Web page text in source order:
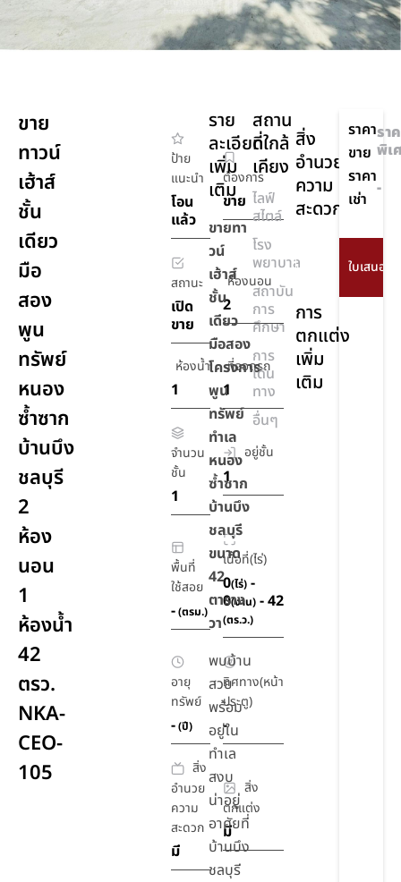
ขาย
ทาวน์
เฮ้าส์
ชั้น
เดียว
มือ
สอง
พูน
ทรัพย์
หนอง
ซ้ำซาก
บ้านบึง
ชลบุรี
2
ห้อง
นอน
1
ห้องน้ำ
42
ตรว.
NKA-
CEO-
105
ป้าย
แนะนำ
โอน
แล้ว
ต้องการ
ขาย
สถานะ
เปิด
ขาย
ห้องนอน
2
ห้องน้ำ
1
ที่จอดรถ
1
จำนวน
ชั้น
1
อยู่ชั้น
1
พื้นที่
ใช้สอย
-(ตรม.)
เนื้อที่(ไร่)
0(ไร่) -
0(งาน) - 42
(ตร.ว.)
อายุ
ทรัพย์
-(ปี)
ทิศทาง(หน้า
ประตู)
-
สิ่ง
อำนวย
ความ
สะดวก
มี
สิ่ง
ตกแต่ง
มี
ราย
ละเอียด
เพิ่ม
เติม
ขายทา
วน์
เฮ้าส์
ชั้น
เดียว
มือสอง
โครงการ
พูน
ทรัพย์
ทำเล
หนอง
ซ้ำซาก
บ้านบึง
ชลบุรี
ขนาด
42
ตาราง
วา
พบบ้าน
สวย
พร้อม
อยู่ใน
ทำเล
สงบ
น่าอยู่
อาศัยที่
บ้านบึง
ชลบุรี
สถาน
ที่ใกล้
เคียง
ไลฟ์
สไตล์
โรง
พยาบาล
สถาบัน
การ
ศึกษา
การ
เดิน
ทาง
อื่นๆ
สิ่ง
อำนวย
ความ
สะดวก
การ
ตกแต่ง
เพิ่ม
เติม
ราคา
ขาย
รา
พิเ
ราคา
เช่า
-